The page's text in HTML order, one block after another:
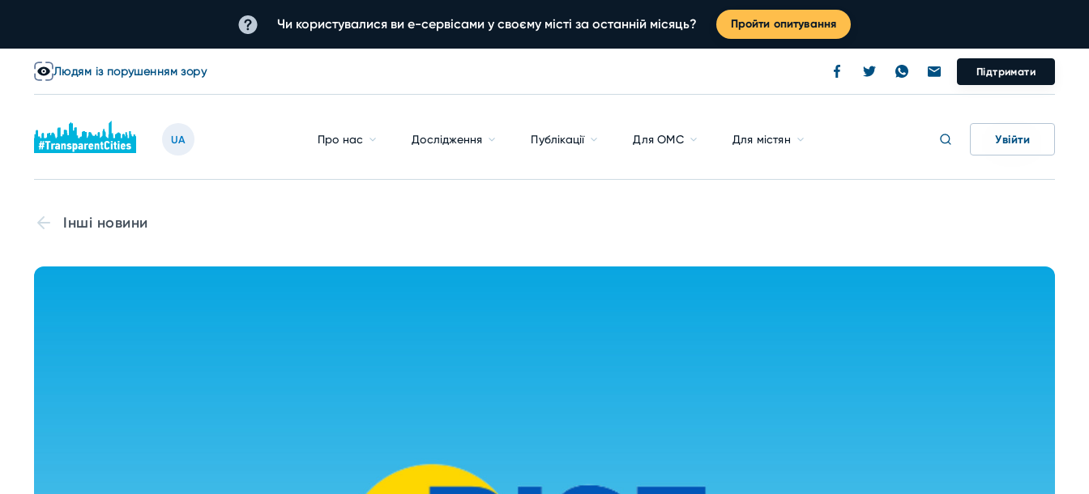
Чи користувалися ви е-сервісами у своєму місті за останній місяць? Пройти опитування
Людям із порушенням зору Підтримати
UA Про нас Дослідження Публікації Для ОМС Для містян Увійти
Інші новини